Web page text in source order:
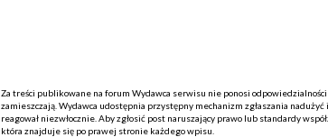
Za treści publikowane na forum Wydawca serwisu nie ponosi
zamieszczają. Wydawca udostępnia przystępny mechanizm zgłaszania
reagował niezwłocznie. Aby zgłosić post naruszający prawo lub standardy
która znajduje się po prawej stronie każdego wpisu.